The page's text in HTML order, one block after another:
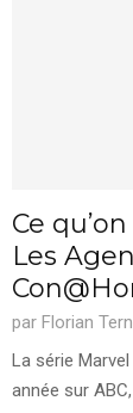
Ce
Les
par Florian
La série
année sur ABC,